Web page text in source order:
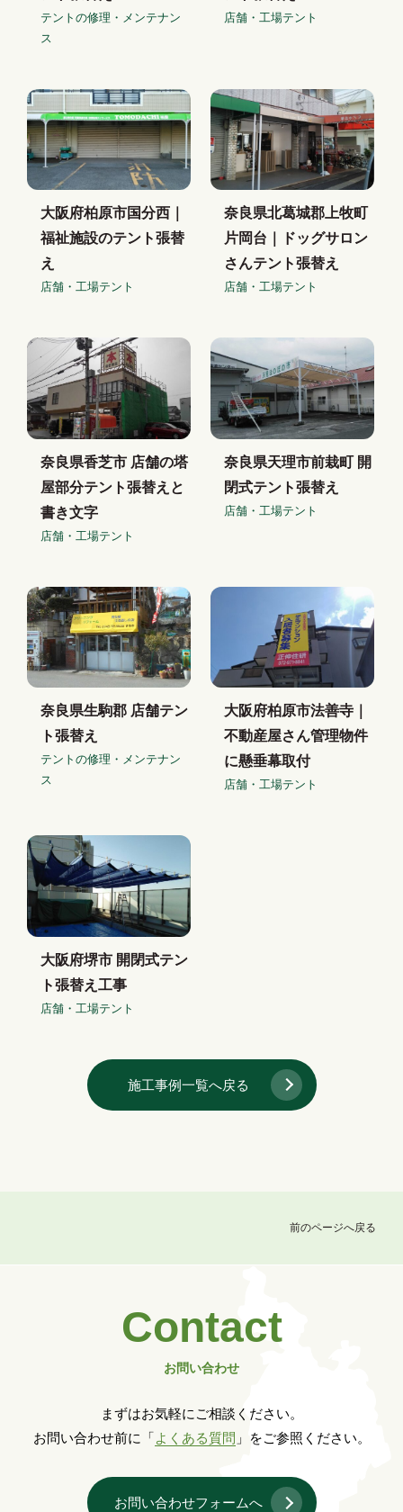
テントの修理・メンテナン
ス
店舗・工場テント
大阪府柏原市国分西｜
福祉施設のテント張替
え
店舗・工場テント
奈良県北葛城郡上牧町
片岡台｜ドッグサロン
さんテント張替え
店舗・工場テント
奈良県香芝市 店舗の塔
屋部分テント張替えと
書き文字
店舗・工場テント
奈良県天理市前栽町 開
閉式テント張替え
店舗・工場テント
奈良県生駒郡 店舗テン
ト張替え
テントの修理・メンテナン
ス
大阪府柏原市法善寺｜
不動産屋さん管理物件
に懸垂幕取付
店舗・工場テント
大阪府堺市 開閉式テン
ト張替え工事
店舗・工場テント
施工事例一覧へ戻る
前のページへ戻る
Contact
お問い合わせ
まずはお気軽にご相談ください。
お問い合わせ前に「よくある質問 」をご参照ください。
お問い合わせフォームへ